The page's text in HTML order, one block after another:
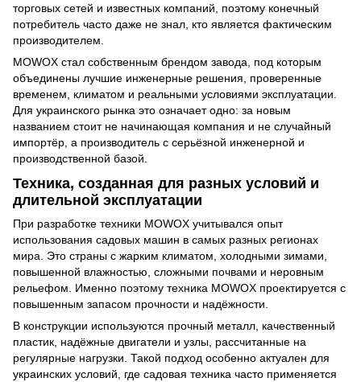
торговых сетей и известных компаний, поэтому конечный
потребитель часто даже не знал, кто является фактическим
производителем.
MOWOX стал собственным брендом завода, под которым
объединены лучшие инженерные решения, проверенные
временем, климатом и реальными условиями эксплуатации.
Для украинского рынка это означает одно: за новым
названием стоит не начинающая компания и не случайный
импортёр, а производитель с серьёзной инженерной и
производственной базой.
Техника, созданная для разных условий и
длительной эксплуатации
При разработке техники MOWOX учитывался опыт
использования садовых машин в самых разных регионах
мира. Это страны с жарким климатом, холодными зимами,
повышенной влажностью, сложными почвами и неровным
рельефом. Именно поэтому техника MOWOX проектируется с
повышенным запасом прочности и надёжности.
В конструкции используются прочный металл, качественный
пластик, надёжные двигатели и узлы, рассчитанные на
регулярные нагрузки. Такой подход особенно актуален для
украинских условий, где садовая техника часто применяется